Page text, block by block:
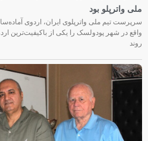
ملی واترپلو بود
سرپرست تیم ملی واترپلوی ایران، اردوی
واقع در شهر پودولسک را یکی از باکیفیت‌ترین
روند